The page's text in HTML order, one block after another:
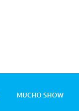
MUCHO SHOW